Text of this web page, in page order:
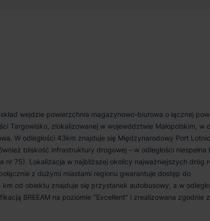
wejdzie powierzchnia magazynowo-biurowa o łącznej
Targowisko, zlokalizowanej w województwie Małopolskim, w
W odległości 43km znajduje się Międzynarodowy Port
bliskość infrastruktury drogowej – w odległości niespełna
nr 75). Lokalizacja w najbliższej okolicy najważniejszych dróg
z dużymi miastami regionu gwarantuje dostęp do
od obiektu znajduje się przystanek autobusowy, a w
BREEAM na poziomie "Excellent" i zrealizowana zgodnie z